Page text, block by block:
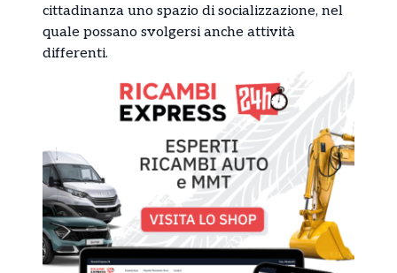
cittadinanza uno spazio di socializzazione, nel
quale possano svolgersi anche attività
differenti.